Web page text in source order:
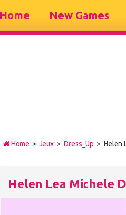
Home New Games
Home > Jeux> Dress_Up > Helen
Helen Lea Michele